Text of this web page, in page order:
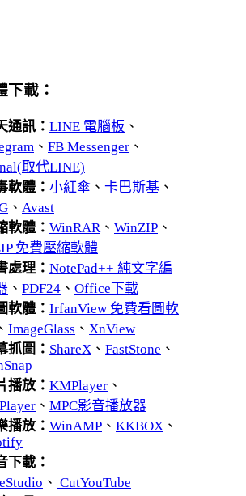
下載：
通訊： LINE 電腦板 、
、 FB Messenger 、
取代LINE)
軟體： 小紅傘 、 卡巴斯基 、
、 Avast
軟體： WinRAR 、 WinZIP 、
免費壓縮軟體
處理： NotePad++ 純文字編
、 PDF24 、 Office下載
軟體： IrfanView 免費看圖軟
、 ImageGlass 、 XnView
抓圖： ShareX 、 FastStone 、
播放： KMPlayer 、
、 MPC影音播放器
播放： WinAMP 、 KKBOX 、
下載：
、 CutYouTube